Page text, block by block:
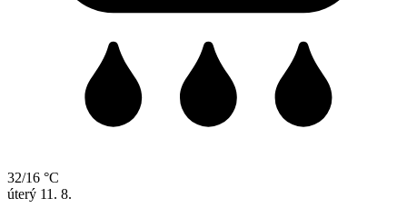
32/16 °C
úterý 11. 8.